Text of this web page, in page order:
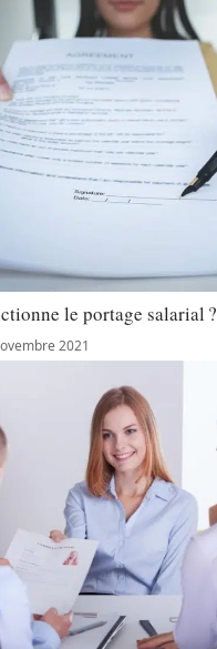
le portage salarial ?
2021